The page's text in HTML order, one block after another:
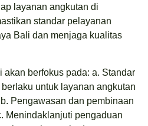
layanan angkutan di
standar pelayanan
Bali dan menjaga kualitas
akan berfokus pada: a. Standar
untuk layanan angkutan
Pengawasan dan pembinaan
Menindaklanjuti pengaduan